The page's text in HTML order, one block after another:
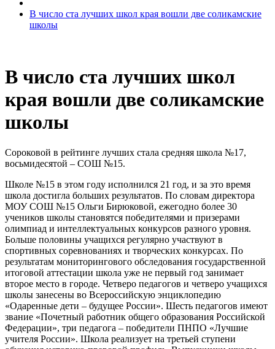
В число ста лучших школ края вошли две соликамские
школы
В число ста лучших школ
края вошли две соликамские
школы
Сороковой в рейтинге лучших стала средняя школа №17,
восьмидесятой – СОШ №15.
Школе №15 в этом году исполнился 21 год, и за это время
школа достигла больших результатов. По словам директора
МОУ СОШ №15 Ольги Бирюковой, ежегодно более 30
учеников школы становятся победителями и призерами
олимпиад и интеллектуальных конкурсов разного уровня.
Больше половины учащихся регулярно участвуют в
спортивных соревнованиях и творческих конкурсах. По
результатам мониторингового обследования государственной
итоговой аттестации школа уже не первый год занимает
второе место в городе. Четверо педагогов и четверо учащихся
школы занесены во Всероссийскую энциклопедию
«Одаренные дети – будущее России». Шесть педагогов имеют
звание «Почетный работник общего образования Российской
Федерации», три педагога – победители ПНПО «Лучшие
учителя России». Школа реализует на третьей ступени